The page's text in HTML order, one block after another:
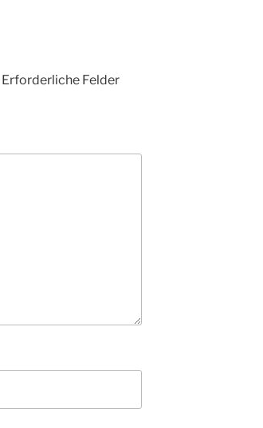
Erforderliche Felder